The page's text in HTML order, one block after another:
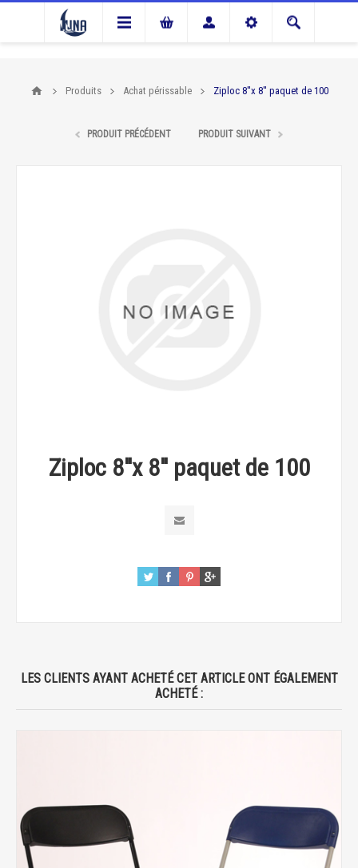
Produits Achat périssable Ziploc 8''x 8'' paquet de 100
PRODUIT PRÉCÉDENT PRODUIT SUIVANT
Ziploc 8''x 8'' paquet de 100
LES CLIENTS AYANT ACHETÉ CET ARTICLE ONT ÉGALEMENT
ACHETÉ :